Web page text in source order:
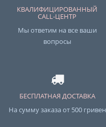
КВАЛИФИЦИРОВАННЫЙ
CALL-ЦЕНТР
Мы ответим на все ваши
вопросы
БЕСПЛАТНАЯ ДОСТАВКА
На сумму заказа от 500 гривен